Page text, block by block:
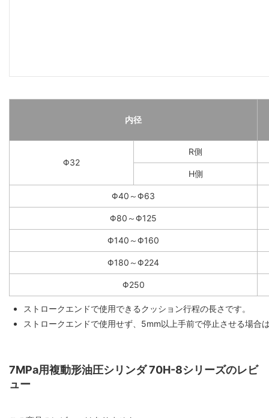
内径
Φ32
R側
H側
Φ40～Φ63
Φ80～Φ125
Φ140～Φ160
Φ180～Φ224
Φ250
ストロークエンドで使用できるクッション行程の長さです。
ストロークエンドで使用せず、5mm以上手前で停止させる場合
7MPa用複動形油圧シリンダ 70H-8シリーズのレビ
ュー